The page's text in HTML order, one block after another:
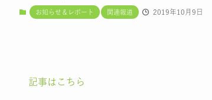
お知らせ＆レポート 関連報道 2019年10月9日
記事はこちら